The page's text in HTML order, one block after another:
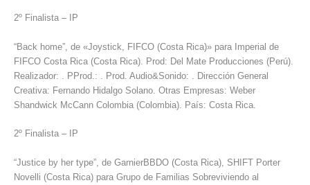
2º Finalista – IP
“Back home”, de «Joystick, FIFCO (Costa Rica)» para Imperial de
FIFCO Costa Rica (Costa Rica). Prod: Del Mate Producciones (Perú).
Realizador: . PProd.: . Prod. Audio&Sonido: . Dirección General
Creativa: Fernando Hidalgo Solano. Otras Empresas: Weber
Shandwick McCann Colombia (Colombia). País: Costa Rica.
2º Finalista – IP
“Justice by her type”, de GarnierBBDO (Costa Rica), SHIFT Porter
Novelli (Costa Rica) para Grupo de Familias Sobreviviendo al